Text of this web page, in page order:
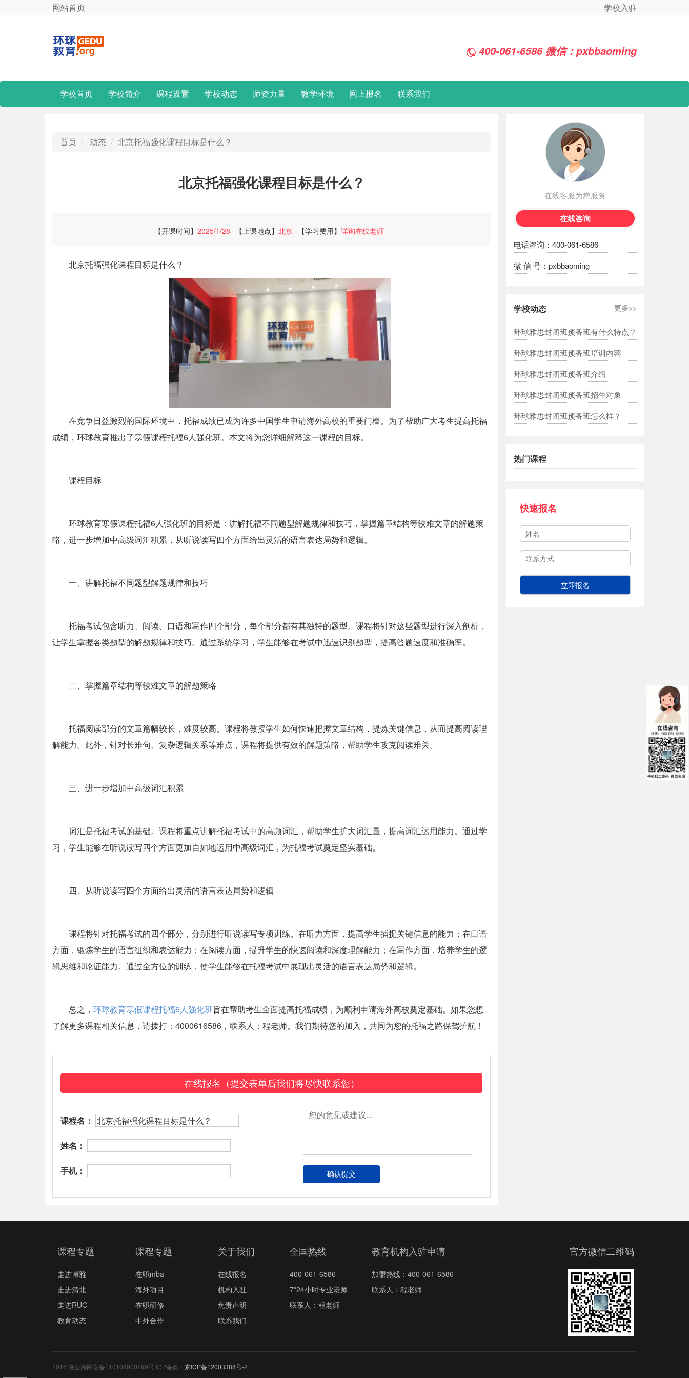
网站首页 学校入驻
400-061-6586 微信：pxbbaoming
学校首页 学校简介 课程设置 学校动态 师资力量 教学环境 网上报名 联系我们
首页 动态 北京托福强化课程目标是什么？
北京托福强化课程目标是什么？
【开课时间】 2025/1/28 【上课地点】 北京 【学习费用】 详询在线老师
北京托福强化课程目标是什么？
在竞争日益激烈的国际环境中，托福成绩已成为许多中国学生申请海外高校的重要门槛。为了帮助广大考生提高托福
成绩，环球教育推出了寒假课程托福6人强化班。本文将为您详细解释这一课程的目标。
课程目标
环球教育寒假课程托福6人强化班的目标是：讲解托福不同题型解题规律和技巧，掌握篇章结构等较难文章的解题策
略，进一步增加中高级词汇积累，从听说读写四个方面给出灵活的语言表达局势和逻辑。
一、讲解托福不同题型解题规律和技巧
托福考试包含听力、阅读、口语和写作四个部分，每个部分都有其独特的题型。课程将针对这些题型进行深入剖析，
让学生掌握各类题型的解题规律和技巧。通过系统学习，学生能够在考试中迅速识别题型，提高答题速度和准确率。
二、掌握篇章结构等较难文章的解题策略
托福阅读部分的文章篇幅较长，难度较高。课程将教授学生如何快速把握文章结构，提炼关键信息，从而提高阅读理
解能力。此外，针对长难句、复杂逻辑关系等难点，课程将提供有效的解题策略，帮助学生攻克阅读难关。
三、进一步增加中高级词汇积累
词汇是托福考试的基础。课程将重点讲解托福考试中的高频词汇，帮助学生扩大词汇量，提高词汇运用能力。通过学
习，学生能够在听说读写四个方面更加自如地运用中高级词汇，为托福考试奠定坚实基础。
四、从听说读写四个方面给出灵活的语言表达局势和逻辑
课程将针对托福考试的四个部分，分别进行听说读写专项训练。在听力方面，提高学生捕捉关键信息的能力；在口语
方面，锻炼学生的语言组织和表达能力；在阅读方面，提升学生的快速阅读和深度理解能力；在写作方面，培养学生的逻
辑思维和论证能力。通过全方位的训练，使学生能够在托福考试中展现出灵活的语言表达局势和逻辑。
总之， 环球教育寒假课程托福6人强化班旨在帮助考生全面提高托福成绩，为顺利申请海外高校奠定基础。如果您想
了解更多课程相关信息，请拨打：4000616586，联系人：程老师。我们期待您的加入，共同为您的托福之路保驾护航！
在线报名（提交表单后我们将尽快联系您）
课程名：
姓名：
手机：
在线客服为您服务
在线咨询
电话咨询：400-061-6586
微 信 号：pxbbaoming
学校动态 更多>>
环球雅思封闭班预备班有什么特点？
环球雅思封闭班预备班培训内容
环球雅思封闭班预备班介绍
环球雅思封闭班预备班招生对象
环球雅思封闭班预备班怎么样？
热门课程
快速报名
课程专题
走进博雅
走进清北
走进RUC
教育动态
课程专题
在职mba
海外项目
在职研修
中外合作
关于我们
在线报名
机构入驻
免责声明
联系我们
全国热线
400-061-6586
7*24小时专业老师
联系人：程老师
教育机构入驻申请
加盟热线：400-061-6586
联系人：程老师
官方微信二维码
2016 京公海网安备110108000299号 ICP备案： 京ICP备12003388号-2